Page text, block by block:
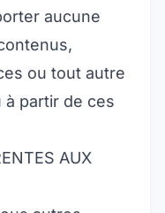
aucune
ou tout autre
à partir de ces
AUX